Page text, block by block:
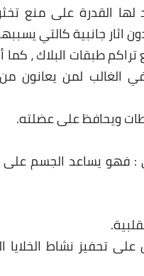
لها القدرة على منع
جانبية كالتي
تراكم طبقات البلاك ،
الغالب لمن يعانون
: فهو يساعد الجسم
على تحفيز نشاط